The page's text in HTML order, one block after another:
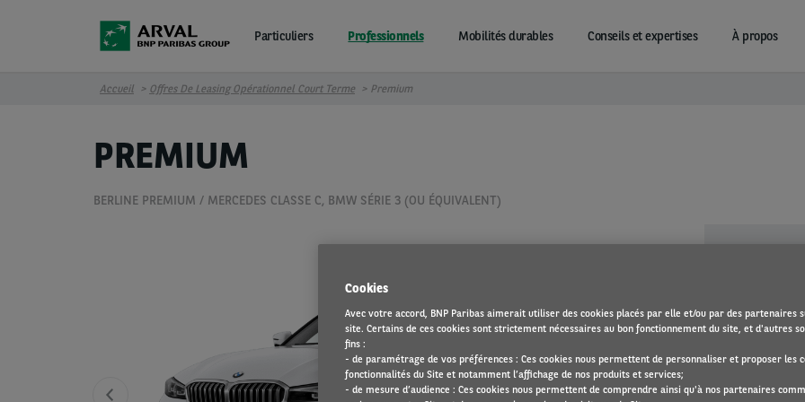
Particuliers Professionnels Mobilités durables Conseils et expertises À propos
Accueil Offres De Leasing Opérationnel Court Terme Premium
PREMIUM
BERLINE PREMIUM / MERCEDES CLASSE C, BMW SÉRIE 3 (OU ÉQUIVALENT)
1 – 2
Cookies
Avec votre accord, BNP Paribas aimerait utiliser des cookies placés par elle et/ou par des partenaires
site. Certains de ces cookies sont strictement nécessaires au bon fonctionnement du site, et d'autres
fins :
- de paramétrage de vos préférences : Ces cookies nous permettent de personnaliser et proposer les
fonctionnalités du Site et notamment l’affichage de nos produits et services;
- de mesure d’audience : Ces cookies nous permettent de comprendre ainsi qu'à nos partenaires